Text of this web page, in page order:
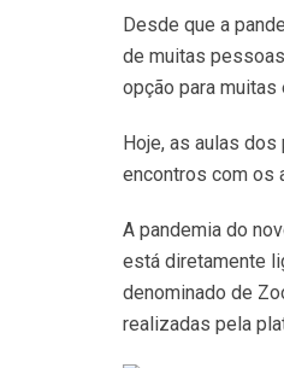
Desde que a
de muitas
opção para
Hoje, as aulas
encontros com os
A pandemia do
está diretamente
denominado de
realizadas pela